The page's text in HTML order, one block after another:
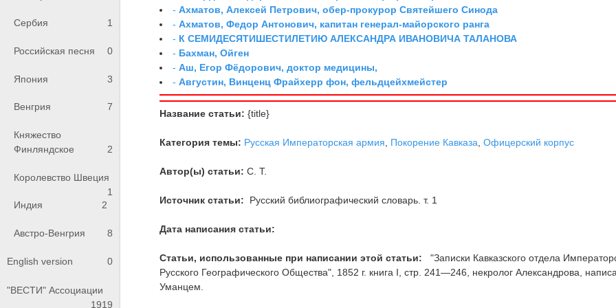
Сербия 1
Российская песня 0
Япония 3
Венгрия 7
Княжество
Финляндское
2
Королевство Швеция
1
Индия
2
Австро-Венгрия 8
English version 0
"ВЕСТИ" Ассоциации
1919
-Ахматов, Алексей Петрович, обер-прокурор Святейшего Синода
-Ахматов, Федор Антонович, капитан генерал-майорского ранга
- К СЕМИДЕСЯТИШЕСТИЛЕТИЮ АЛЕКСАНДРА ИВАНОВИЧА ТАЛАНОВА
- Бахман, Ойген
-Аш, Егор Фёдорович, доктор медицины,
-Августин, Винценц Фрайхерр фон, фельдцейхмейстер
Название статьи: {title}
Категория темы: Русская Императорская армия Покорение Кавказа ,Офицерский корпус
Автор(ы) статьи: С. Т.
Источник статьи: Русский библиографический словарь. т. 1
Дата написания статьи:
Статьи, использованные при написании этой статьи:
"Записки Кавказского отдела
Русского Географического Общества", 1852 г. книга I, стр. 241—246, некролог Александрова,
Уманцем.